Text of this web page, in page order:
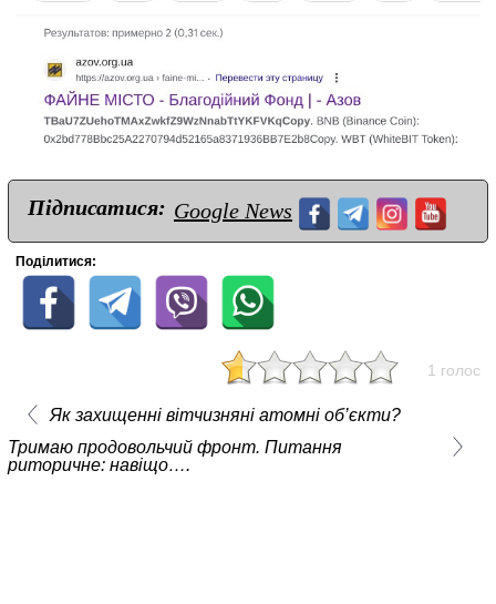
Підписатися: Google News
Поділитися:
1 голос
Як захищенні вітчизняні атомні об’єкти?
Тримаю продовольчий фронт. Питання
риторичне: навіщо….